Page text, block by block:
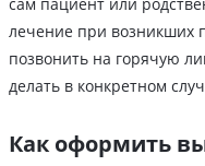
сам пациент или
лечение при возникших
позвонить на горячую
делать в конкретном
Как оформить